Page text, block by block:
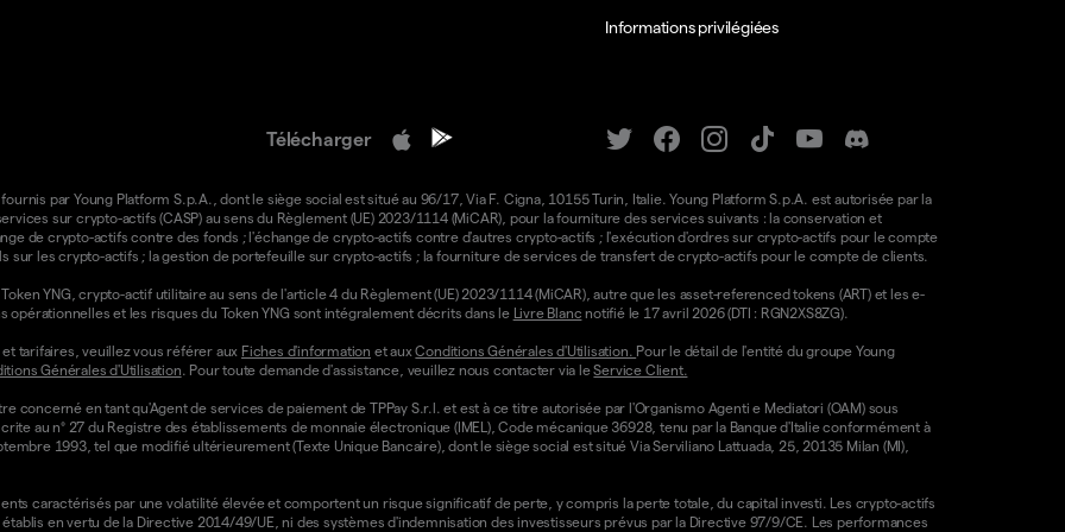
Informations privilégiées
Télécharger
par Young Platform S.p.A., dont le siège social est situé au 96/17, Via F. Cigna, 10155 Turin, Italie. Young Platform S.p.A. est autorisée par la
sur crypto-actifs (CASP) au sens du Règlement (UE) 2023/1114 (MiCAR), pour la fourniture des services suivants : la conservation et
de crypto-actifs contre des fonds ; l'échange de crypto-actifs contre d'autres crypto-actifs ; l'exécution d'ordres sur crypto-actifs pour le compte
sur les crypto-actifs ; la gestion de portefeuille sur crypto-actifs ; la fourniture de services de transfert de crypto-actifs pour le compte de clients.
YNG, crypto-actif utilitaire au sens de l'article 4 du Règlement (UE) 2023/1114 (MiCAR), autre que les asset-referenced tokens (ART) et les e-
et les risques du Token YNG sont intégralement décrits dans le Livre Blanc notifié le 17 avril 2026 (DTI : RGN2XS8ZG).
tarifaires, veuillez vous référer aux Fiches d'information et auxConditions Générales d'Utilisation. Pour le détail de l'entité du groupe Young
Générales d'Utilisation. Pour toute demande d'assistance, veuillez nous contacter via leService Client.
concerné en tant qu'Agent de services de paiement de TPPay S.r.l. et est à ce titre autorisée par l'Organismo Agenti e Mediatori (OAM) sous
au n° 27 du Registre des établissements de monnaie électronique (IMEL), Code mécanique 36928, tenu par la Banque d'Italie conformément à
1993, tel que modifié ultérieurement (Texte Unique Bancaire), dont le siège social est situé Via Serviliano Lattuada, 25, 20135 Milan (MI),
caractérisés par une volatilité élevée et comportent un risque significatif de perte, y compris la perte totale, du capital investi. Les crypto-actifs
en vertu de la Directive 2014/49/UE, ni des systèmes d'indemnisation des investisseurs prévus par la Directive 97/9/CE. Les performances